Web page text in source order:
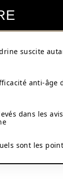
suscite
anti-âge
dans les
sont les